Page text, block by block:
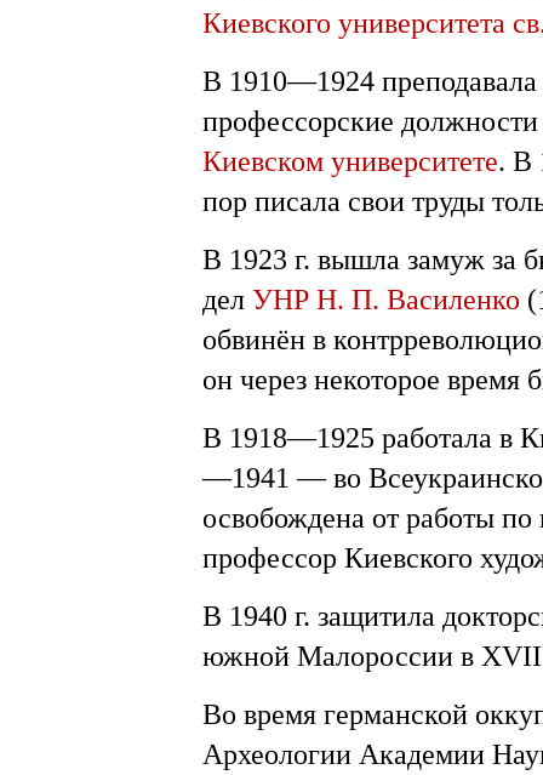
Киевского университета
В 1910—1924
профессорские
Киевском университете. В
пор писала свои труды
В 1923 г. вышла замуж за
дел УНР Н. П. Василенко
обвинён в
он через некоторое время
В 1918—1925 работала в
—1941 — во
освобождена от работы
профессор Киевского
В 1940 г. защитила
южной Малороссии в
Во время германской
Археологии Академии